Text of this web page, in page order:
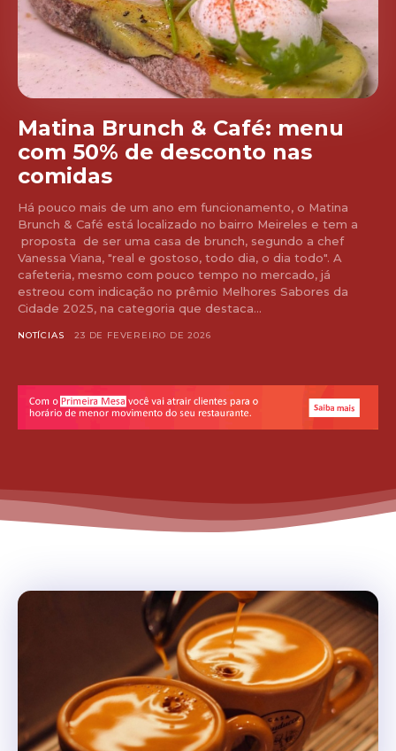
Matina Brunch & Café: menu
com 50% de desconto nas
comidas
Há pouco mais de um ano em funcionamento, o Matina
Brunch & Café está localizado no bairro Meireles e tem a
proposta de ser uma casa de brunch, segundo a chef
Vanessa Viana, "real e gostoso, todo dia, o dia todo". A
cafeteria, mesmo com pouco tempo no mercado, já
estreou com indicação no prêmio Melhores Sabores da
Cidade 2025, na categoria que destaca...
NOTÍCIAS 23 DE FEVEREIRO DE 2026